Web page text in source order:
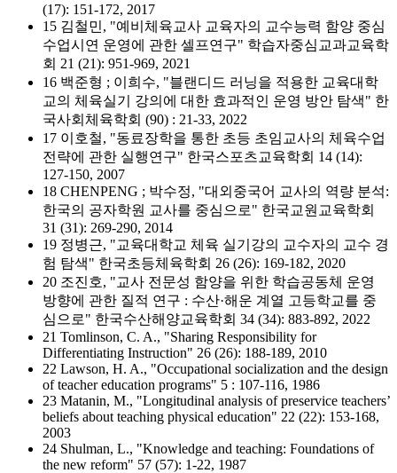
(17): 151-172, 2017
15 김철민, "예비체육교사 교육자의 교수능력 함양 중심
수업시연 운영에 관한 셀프연구" 학습자중심교과교육학
회 21 (21): 951-969, 2021
16 백준형 ; 이희수, "블랜디드 러닝을 적용한 교육대학
교의 체육실기 강의에 대한 효과적인 운영 방안 탐색" 한
국사회체육학회 (90) : 21-33, 2022
17 이호철, "동료장학을 통한 초등 초임교사의 체육수업
전략에 관한 실행연구" 한국스포츠교육학회 14 (14):
127-150, 2007
18 CHENPENG ; 박수정, "대외중국어 교사의 역량 분석:
한국의 공자학원 교사를 중심으로" 한국교원교육학회
31 (31): 269-290, 2014
19 정병근, "교육대학교 체육 실기강의 교수자의 교수 경
험 탐색" 한국초등체육학회 26 (26): 169-182, 2020
20 조진호, "교사 전문성 함양을 위한 학습공동체 운영
방향에 관한 질적 연구 : 수산·해운 계열 고등학교를 중
심으로" 한국수산해양교육학회 34 (34): 883-892, 2022
21 Tomlinson, C. A., "Sharing Responsibility for
Differentiating Instruction" 26 (26): 188-189, 2010
22 Lawson, H. A., "Occupational socialization and the design
of teacher education programs" 5 : 107-116, 1986
23 Matanin, M., "Longitudinal analysis of preservice teachers’
beliefs about teaching physical education" 22 (22): 153-168,
2003
24 Shulman, L., "Knowledge and teaching: Foundations of
the new reform" 57 (57): 1-22, 1987